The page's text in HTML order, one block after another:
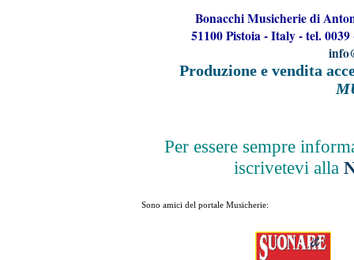
Bonacchi Musicherie di
51100 Pistoia - Italy - tel.
Produzione e vendita
Per essere sempre
iscrivetevi alla
Sono amici del portale Musicherie: